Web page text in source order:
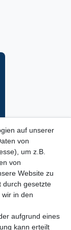
auf unserer
von
um z.B.
von
Website zu
durch gesetzte
in den
aufgrund eines
kann erteilt